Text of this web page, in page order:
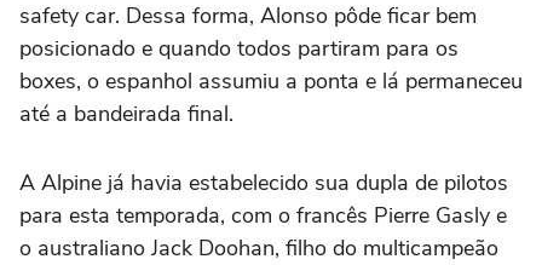
safety car. Dessa forma, Alonso pôde ficar bem
posicionado e quando todos partiram para os
boxes, o espanhol assumiu a ponta e lá permaneceu
até a bandeirada final.
A Alpine já havia estabelecido sua dupla de pilotos
para esta temporada, com o francês Pierre Gasly e
o australiano Jack Doohan, filho do multicampeão